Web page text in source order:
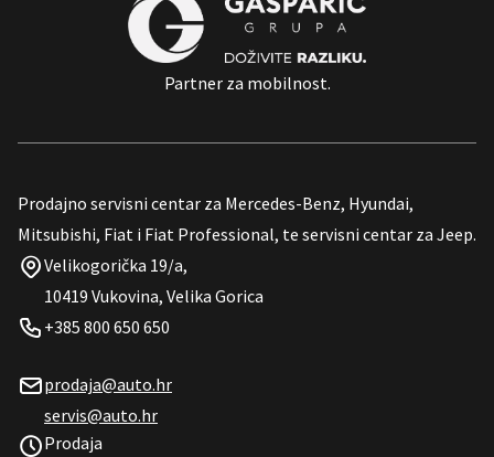
Partner za mobilnost.
Prodajno servisni centar za Mercedes-Benz, Hyundai,
Mitsubishi, Fiat i Fiat Professional, te servisni centar za Jeep.
Velikogorička 19/a,
10419 Vukovina, Velika Gorica
+385 800 650 650
prodaja@auto.hr
servis@auto.hr
Prodaja